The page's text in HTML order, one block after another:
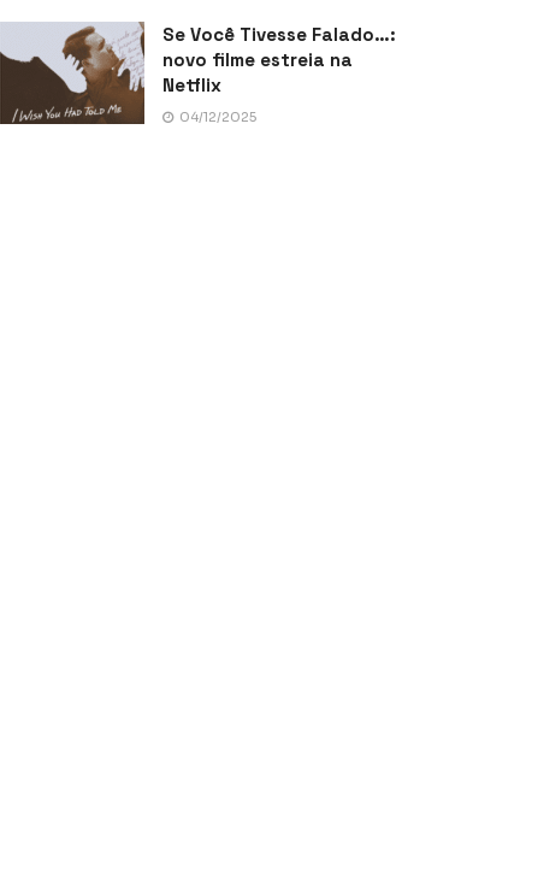
Se Você Tivesse Falado…:
novo filme estreia na
Netflix
04/12/2025